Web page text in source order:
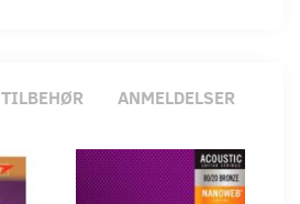
TILBEHØR ANMELDELSER